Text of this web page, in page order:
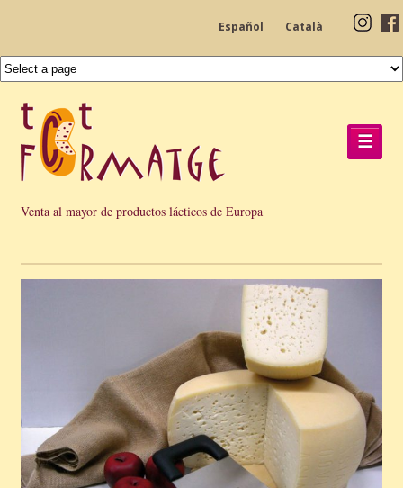
Español Català
Venta al mayor de productos lácticos de Europa
☰